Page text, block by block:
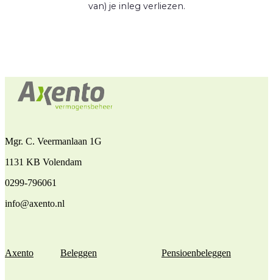
van) je inleg verliezen.
Mgr. C. Veermanlaan 1G
1131 KB Volendam
0299-796061
info@axento.nl
Axento Beleggen Pensioenbeleggen